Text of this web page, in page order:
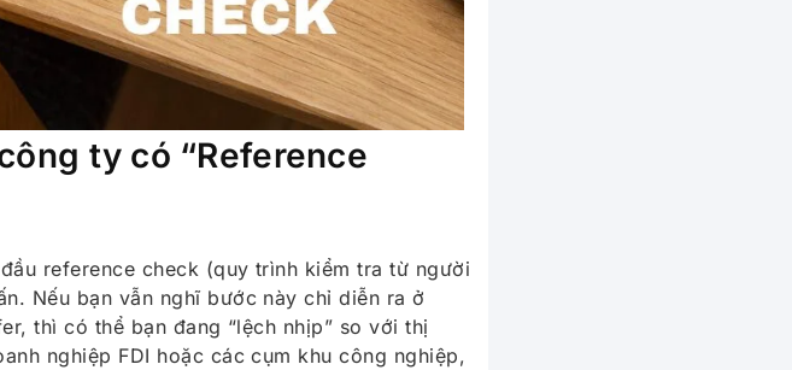
ty có “Reference
reference check (quy trình kiểm tra từ người
Nếu bạn vẫn nghĩ bước này chỉ diễn ra ở
thì có thể bạn đang “lệch nhịp” so với thị
nghiệp FDI hoặc các cụm khu công nghiệp,